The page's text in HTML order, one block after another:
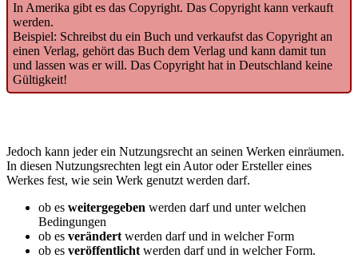
In Amerika gibt es das Copyright. Das Copyright kann verkauft
werden.
Beispiel: Schreibst du ein Buch und verkaufst das Copyright an
einen Verlag, gehört das Buch dem Verlag und kann damit tun
und lassen was er will. Das Copyright hat in Deutschland keine
Gültigkeit!
Jedoch kann jeder ein Nutzungsrecht an seinen Werken einräumen.
In diesen Nutzungsrechten legt ein Autor oder Ersteller eines
Werkes fest, wie sein Werk genutzt werden darf.
ob es weitergegeben werden darf und unter welchen
Bedingungen
ob es verändert werden darf und in welcher Form
ob es veröffentlicht werden darf und in welcher Form.